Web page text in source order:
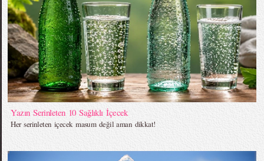
Yazın Serinleten 10 Sağlıklı İçecek
Her serinleten içecek masum değil aman dikkat!